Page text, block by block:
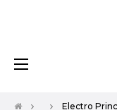
Toggle
☰
Electro